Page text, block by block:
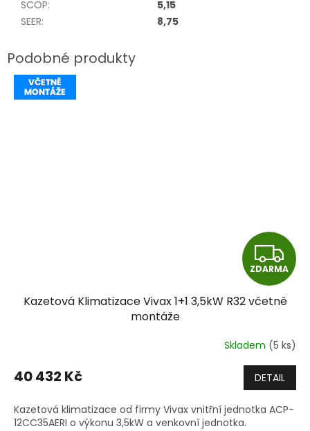
SCOP:
5,15
SEER: 8,75
Z
D
A
R
M
A
ZDARMA
Kazetová Klimatizace Vivax 1+1 3,5kW R32 včetně
montáže
Skladem (5 ks)
40 432 Kč DETAIL
Kazetová klimatizace od firmy Vivax vnitřní jednotka ACP-
12CC35AERI o výkonu 3,5kW a venkovní jednotka.